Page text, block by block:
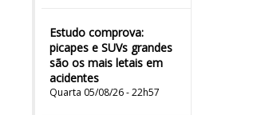
Estudo comprova:
picapes e SUVs grandes
são os mais letais em
acidentes
Quarta 05/08/26 - 22h57